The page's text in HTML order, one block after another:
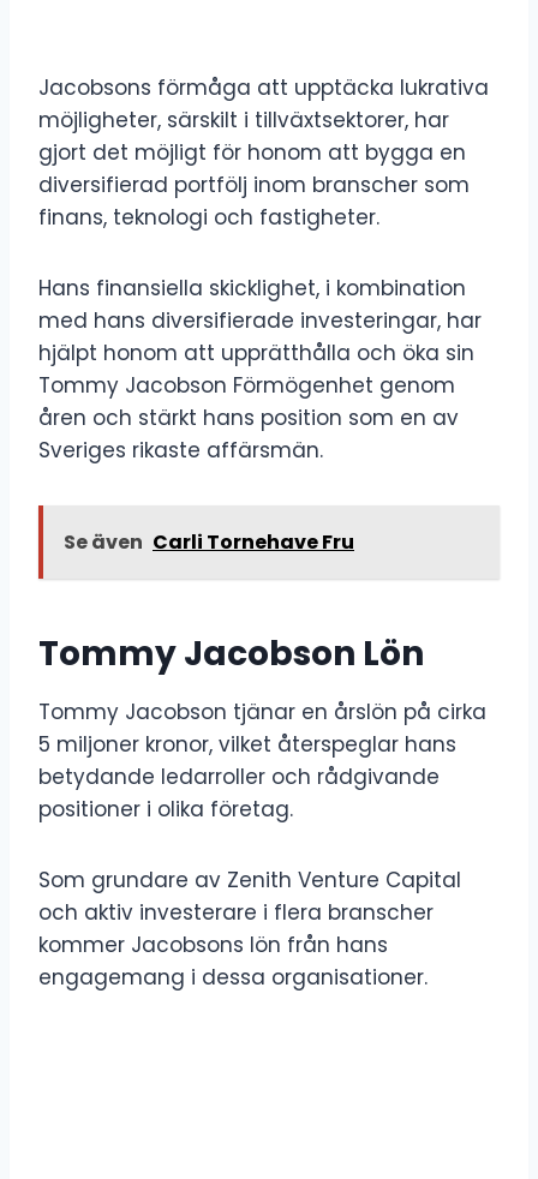
Jacobsons förmåga att upptäcka lukrativa
möjligheter, särskilt i tillväxtsektorer, har
gjort det möjligt för honom att bygga en
diversifierad portfölj inom branscher som
finans, teknologi och fastigheter.
Hans finansiella skicklighet, i kombination
med hans diversifierade investeringar, har
hjälpt honom att upprätthålla och öka sin
Tommy Jacobson Förmögenhet genom
åren och stärkt hans position som en av
Sveriges rikaste affärsmän.
Se även Carli Tornehave Fru
Tommy Jacobson Lön
Tommy Jacobson tjänar en årslön på cirka
5 miljoner kronor, vilket återspeglar hans
betydande ledarroller och rådgivande
positioner i olika företag.
Som grundare av Zenith Venture Capital
och aktiv investerare i flera branscher
kommer Jacobsons lön från hans
engagemang i dessa organisationer.